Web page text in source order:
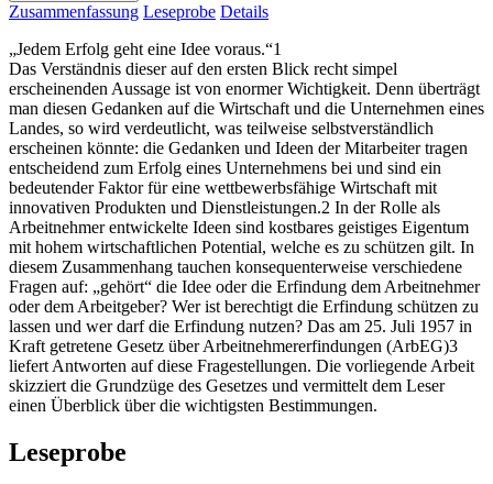
Zusammenfassung Leseprobe Details
„Jedem Erfolg geht eine Idee voraus.“1
Das Verständnis dieser auf den ersten Blick recht simpel
erscheinenden Aussage ist von enormer Wichtigkeit. Denn überträgt
man diesen Gedanken auf die Wirtschaft und die Unternehmen eines
Landes, so wird verdeutlicht, was teilweise selbstverständlich
erscheinen könnte: die Gedanken und Ideen der Mitarbeiter tragen
entscheidend zum Erfolg eines Unternehmens bei und sind ein
bedeutender Faktor für eine wettbewerbsfähige Wirtschaft mit
innovativen Produkten und Dienstleistungen.2 In der Rolle als
Arbeitnehmer entwickelte Ideen sind kostbares geistiges Eigentum
mit hohem wirtschaftlichen Potential, welche es zu schützen gilt. In
diesem Zusammenhang tauchen konsequenterweise verschiedene
Fragen auf: „gehört“ die Idee oder die Erfindung dem Arbeitnehmer
oder dem Arbeitgeber? Wer ist berechtigt die Erfindung schützen zu
lassen und wer darf die Erfindung nutzen? Das am 25. Juli 1957 in
Kraft getretene Gesetz über Arbeitnehmererfindungen (ArbEG)3
liefert Antworten auf diese Fragestellungen. Die vorliegende Arbeit
skizziert die Grundzüge des Gesetzes und vermittelt dem Leser
einen Überblick über die wichtigsten Bestimmungen.
Leseprobe